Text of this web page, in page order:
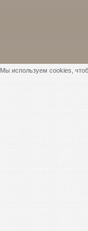
Мы используем cookies,